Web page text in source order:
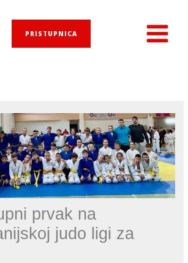
PRISTUPNICA
prvak na
judo ligi za